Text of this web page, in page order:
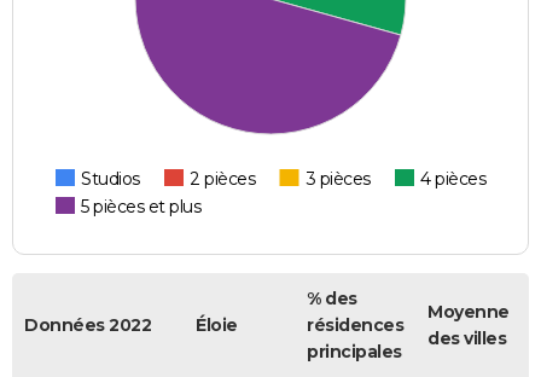
Studios 2 pièces 3 pièces
4 pièces
5 pièces et plus
Données 2022 Éloie
% des
résidences
principales
Moyenne
des villes